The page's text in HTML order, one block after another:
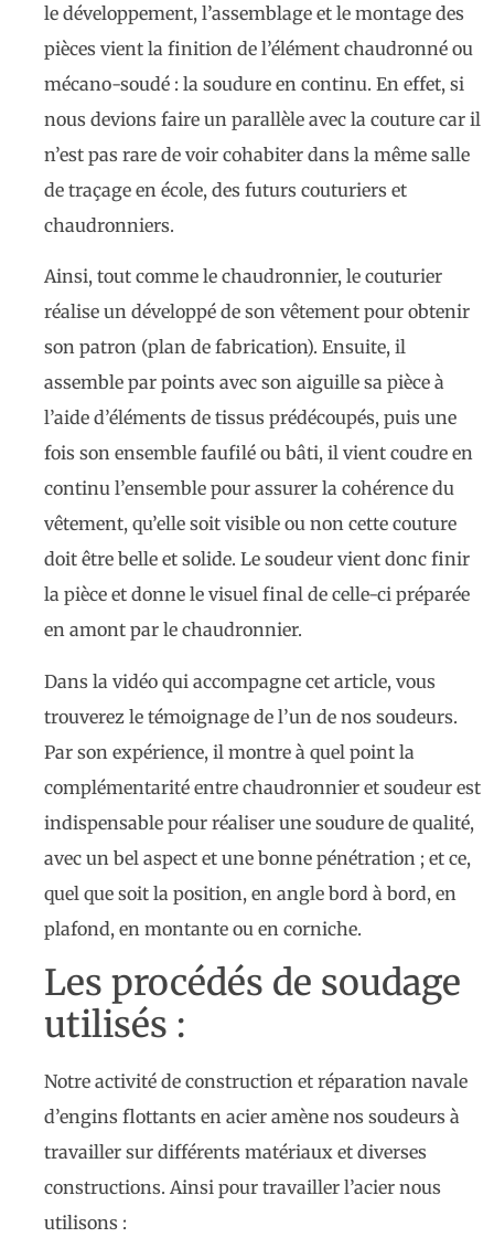
le développement, l’assemblage et le montage des
pièces vient la finition de l’élément chaudronné ou
mécano-soudé : la soudure en continu. En effet, si
nous devions faire un parallèle avec la couture car il
n’est pas rare de voir cohabiter dans la même salle
de traçage en école, des futurs couturiers et
chaudronniers.
Ainsi, tout comme le chaudronnier, le couturier
réalise un développé de son vêtement pour obtenir
son patron (plan de fabrication). Ensuite, il
assemble par points avec son aiguille sa pièce à
l’aide d’éléments de tissus prédécoupés, puis une
fois son ensemble faufilé ou bâti, il vient coudre en
continu l’ensemble pour assurer la cohérence du
vêtement, qu’elle soit visible ou non cette couture
doit être belle et solide. Le soudeur vient donc finir
la pièce et donne le visuel final de celle-ci préparée
en amont par le chaudronnier.
Dans la vidéo qui accompagne cet article, vous
trouverez le témoignage de l’un de nos soudeurs.
Par son expérience, il montre à quel point la
complémentarité entre chaudronnier et soudeur est
indispensable pour réaliser une soudure de qualité,
avec un bel aspect et une bonne pénétration ; et ce,
quel que soit la position, en angle bord à bord, en
plafond, en montante ou en corniche.
Les procédés de soudage
utilisés :
Notre activité de construction et réparation navale
d’engins flottants en acier amène nos soudeurs à
travailler sur différents matériaux et diverses
constructions. Ainsi pour travailler l’acier nous
utilisons :